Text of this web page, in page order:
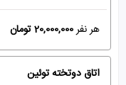
هر نفر20,000,000 تومان
اتاق دوتخته توئین